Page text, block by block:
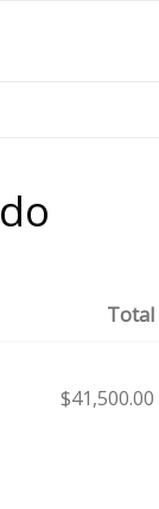
Total
$41,500.00